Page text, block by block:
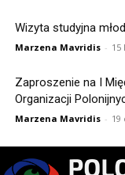
Wizyta studyjna
Marzena Mavridis - 15
Zaproszenie na I
Organizacji
Marzena Mavridis - 19